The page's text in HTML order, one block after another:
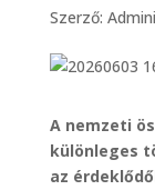
Szerző:
A nemzeti
különleges
az